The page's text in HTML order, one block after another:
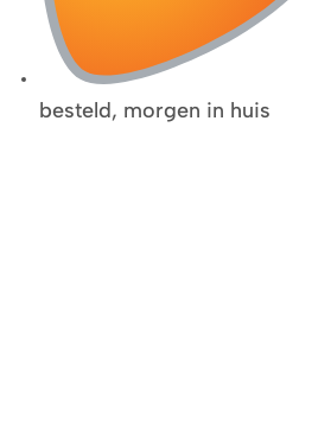
besteld, morgen in huis